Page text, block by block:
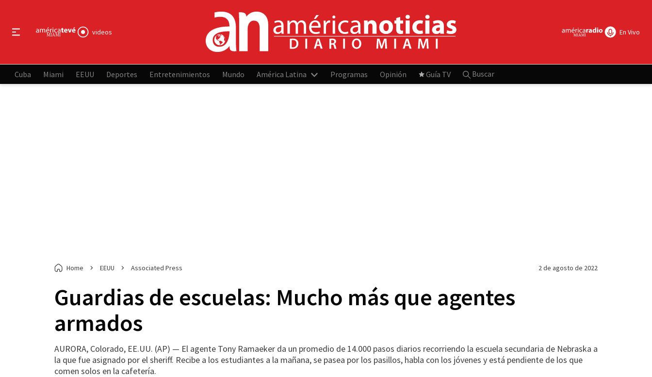
videos En Vivo
Cuba Miami EEUU Deportes Entretenimientos Mundo América Latina Programas Opinión Guía TV Buscar
Home EEUU Associated Press 2 de agosto de 2022
Guardias de escuelas: Mucho más que agentes
armados
AURORA, Colorado, EE.UU. (AP) — El agente Tony Ramaeker da un promedio de 14.000 pasos diarios recorriendo la escuela secundaria de Nebraska a
la que fue asignado por el sheriff. Recibe a los estudiantes a la mañana, se pasea por los pasillos, habla con los jóvenes y está pendiente de los que
comen solos en la cafetería.